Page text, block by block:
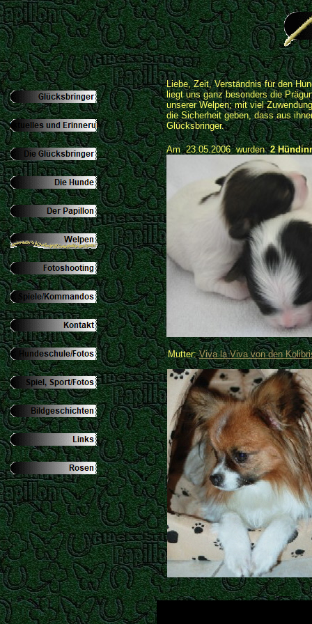
Liebe, Zeit, Verständnis für den
liegt uns ganz besonders die
unserer Welpen; mit viel
die Sicherheit geben, dass aus
Glücksbringer.
Am 23.05.2006 wurden2
Mutter:Viva la Viva von den